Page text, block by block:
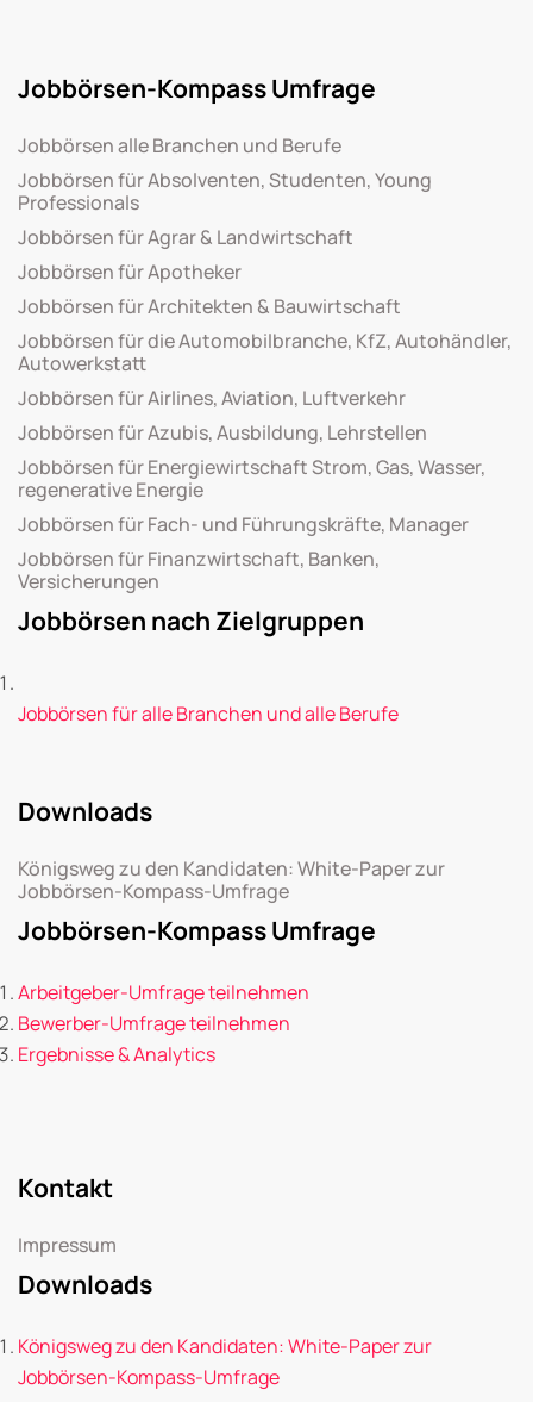
Jobbörsen-Kompass Umfrage
Jobbörsen alle Branchen und Berufe
Jobbörsen für Absolventen, Studenten, Young
Professionals
Jobbörsen für Agrar & Landwirtschaft
Jobbörsen für Apotheker
Jobbörsen für Architekten & Bauwirtschaft
Jobbörsen für die Automobilbranche, KfZ, Autohändler,
Autowerkstatt
Jobbörsen für Airlines, Aviation, Luftverkehr
Jobbörsen für Azubis, Ausbildung, Lehrstellen
Jobbörsen für Energiewirtschaft Strom, Gas, Wasser,
regenerative Energie
Jobbörsen für Fach- und Führungskräfte, Manager
Jobbörsen für Finanzwirtschaft, Banken,
Versicherungen
Jobbörsen nach Zielgruppen
Jobbörsen für alle Branchen und alle Berufe
Downloads
Königsweg zu den Kandidaten: White-Paper zur
Jobbörsen-Kompass-Umfrage
Jobbörsen-Kompass Umfrage
Arbeitgeber-Umfrage teilnehmen
Bewerber-Umfrage teilnehmen
Ergebnisse & Analytics
Kontakt
Impressum
Downloads
Königsweg zu den Kandidaten: White-Paper zur
Jobbörsen-Kompass-Umfrage